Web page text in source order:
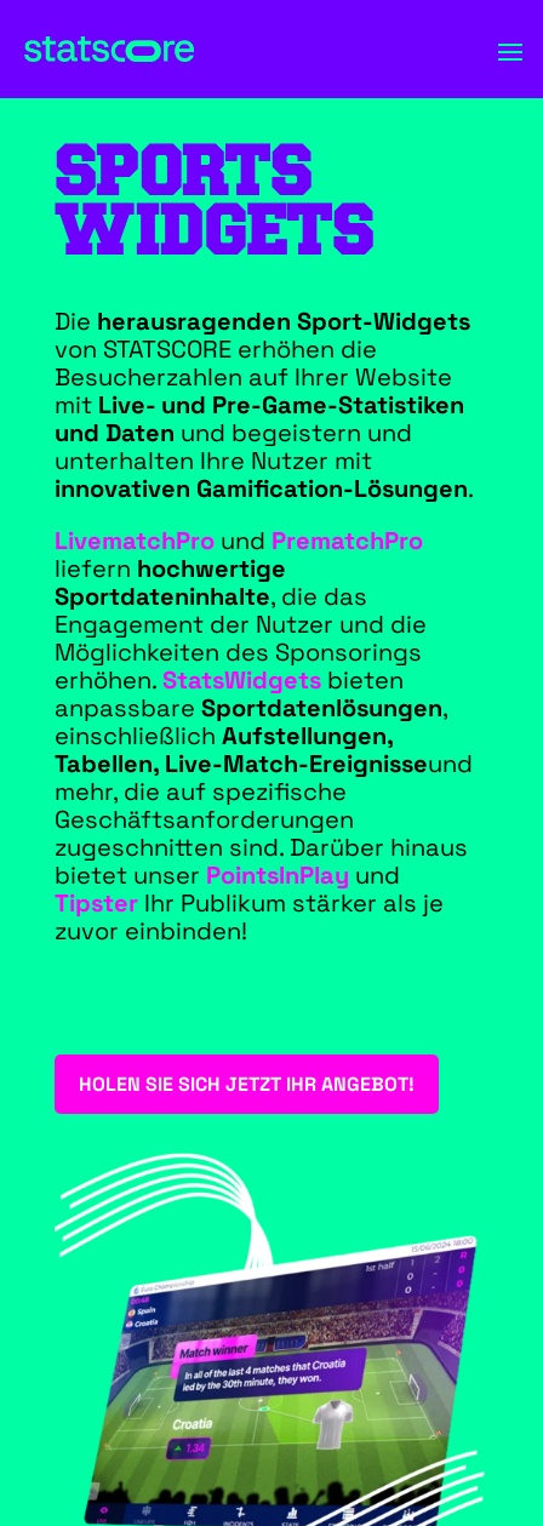
SPORTS
WIDGETS
Die herausragenden Sport-Widgets
von STATSCORE erhöhen die
Besucherzahlen auf Ihrer Website
mit Live- und Pre-Game-Statistiken
und Daten und begeistern und
unterhalten Ihre Nutzer mit
innovativen Gamification-Lösungen.
LivematchPround PrematchPro
liefern hochwertige
Sportdateninhalte, die das
Engagement der Nutzer und die
Möglichkeiten des Sponsorings
erhöhen.StatsWidgetsbieten
anpassbare Sportdatenlösungen,
einschließlich Aufstellungen,
Tabellen, Live-Match-Ereignisseund
mehr, die auf spezifische
Geschäftsanforderungen
zugeschnitten sind. Darüber hinaus
bietet unser PointsInPlay und
TipsterIhr Publikum stärker als je
zuvor einbinden!
HOLEN SIE SICH JETZT IHR ANGEBOT!